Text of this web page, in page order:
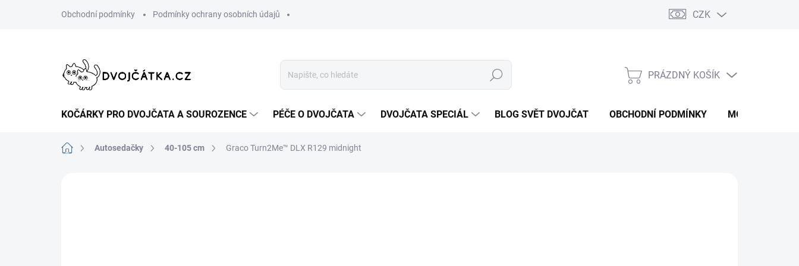
Obchodní podmínky Podmínky ochrany osobních údajů CZK
Hledat
NÁKUPNÍ
PRÁZDNÝ KOŠÍK
KOČÁRKY PRO DVOJČATA A SOUROZENCE PÉČE O DVOJČATA DVOJČATA SPECIÁL BLOG SVĚT DVOJČAT OBCHODNÍ PODMÍNKY MOJE
Domů Autosedačky 40-105 cm Graco Turn2Me™ DLX R129 midnight